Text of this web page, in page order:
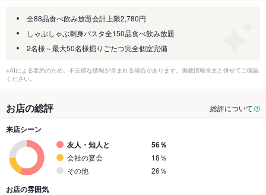
全88品食べ飲み放題会計上限2,780円
しゃぶしゃぶ刺身パスタ全150品食べ飲み放題
2名様～最大50名様掘りごたつ完全個室完備
※AIによる要約のため、不正確な情報が含まれる場合があります。掲載情報全文と併せてご確認
ください。
お店の総評 総評について
来店シーン
友人・知人と
56％
会社の宴会
18％
その他
26％
お店の雰囲気